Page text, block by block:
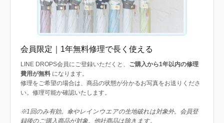
会員限定｜1年無料修理で長く使える
LINE DROPS会員にご登録いただくと、 ご購入から1年以内の修理
費用が無料 になります。
修理をご希望の場合は、商品の状態が分かるお写真をお送りくださ
い。修理可能か確認いたします。
※1回のみ有効。傘やレインウエアの生地破れは対象外。会員登
録後のご購入商品が対象。他社商品は除きます。